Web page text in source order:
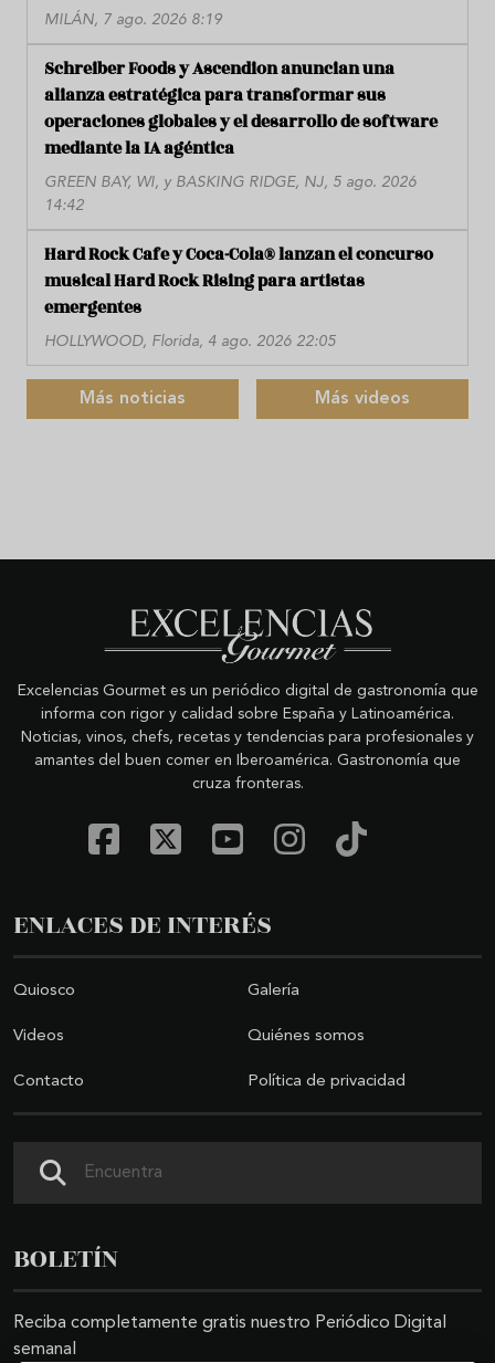
MILÁN, 7 ago. 2026 8:19
Schreiber Foods y Ascendion anuncian una
alianza estratégica para transformar sus
operaciones globales y el desarrollo de software
mediante la IA agéntica
GREEN BAY, WI, y BASKING RIDGE, NJ, 5 ago. 2026
14:42
Hard Rock Cafe y Coca-Cola® lanzan el concurso
musical Hard Rock Rising para artistas
emergentes
HOLLYWOOD, Florida, 4 ago. 2026 22:05
Más noticias Más videos
Excelencias Gourmet es un periódico digital de gastronomía que
informa con rigor y calidad sobre España y Latinoamérica.
Noticias, vinos, chefs, recetas y tendencias para profesionales y
amantes del buen comer en Iberoamérica. Gastronomía que
cruza fronteras.
ENLACES DE INTERÉS
Quiosco Galería
Videos Quiénes somos
Contacto Política de privacidad
BOLETÍN
Reciba completamente gratis nuestro Periódico Digital
semanal